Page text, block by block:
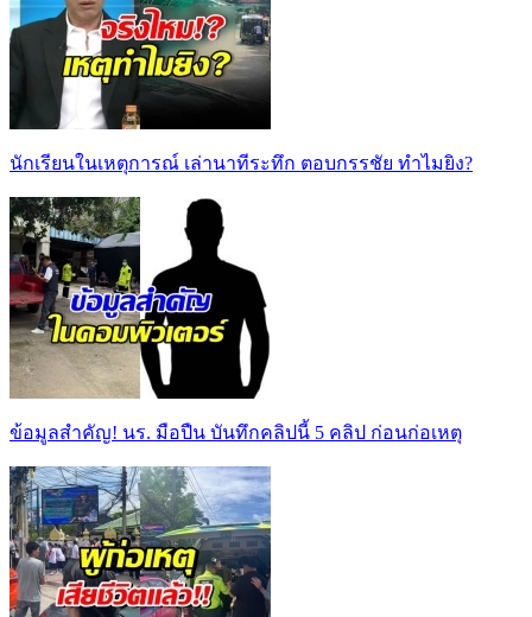
นักเรียนในเหตุการณ์ เล่านาทีระทึก ตอบกรรชัย ทำไมยิง?
ข้อมูลสำคัญ! นร. มือปืน บันทึกคลิปนี้ 5 คลิป ก่อนก่อเหตุ